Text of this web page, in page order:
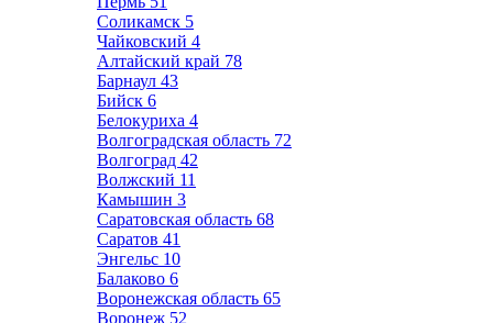
Соликамск 5
Чайковский 4
Алтайский край 78
Барнаул 43
Бийск 6
Белокуриха 4
Волгоградская область 72
Волгоград 42
Волжский 11
Камышин 3
Саратовская область 68
Саратов 41
Энгельс 10
Балаково 6
Воронежская область 65
Воронеж 52